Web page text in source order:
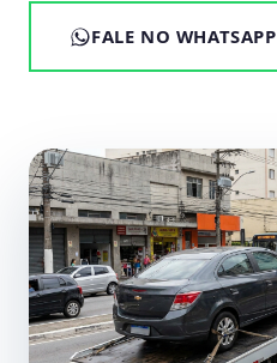
FALE NO WHATSAPP